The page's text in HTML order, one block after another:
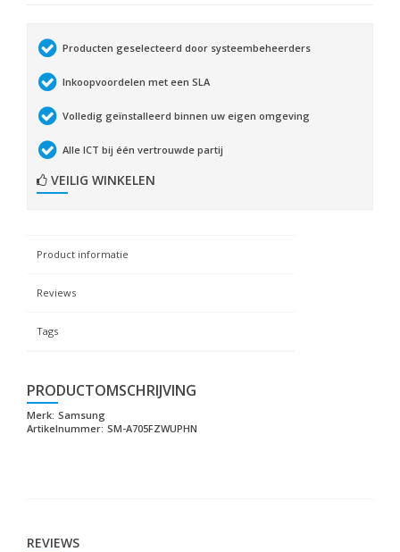
Producten geselecteerd door systeembeheerders
Inkoopvoordelen met een SLA
Volledig geïnstalleerd binnen uw eigen omgeving
Alle ICT bij één vertrouwde partij
VEILIG WINKELEN
Product informatie
Reviews
Tags
PRODUCTOMSCHRIJVING
Merk: Samsung
Artikelnummer: SM-A705FZWUPHN
REVIEWS